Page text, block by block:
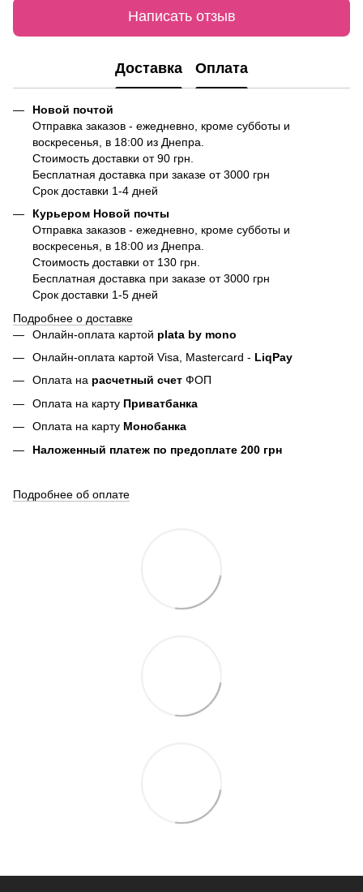
Написать отзыв
Доставка Оплата
Новой почтой
Отправка заказов - ежедневно, кроме субботы и
воскресенья, в 18:00 из Днепра.
Стоимость доставки от 90 грн.
Бесплатная доставка при заказе от 3000 грн
Срок доставки 1-4 дней
Курьером Новой почты
Отправка заказов - ежедневно, кроме субботы и
воскресенья, в 18:00 из Днепра.
Стоимость доставки от 130 грн.
Бесплатная доставка при заказе от 3000 грн
Срок доставки 1-5 дней
Подробнее о доставке
Онлайн-оплата картой plata by mono
Онлайн-оплата картой Visa, Mastercard - LiqPay
Оплата на расчетный счет ФОП
Оплата на карту Приватбанка
Оплата на карту Монобанка
Наложенный платеж по предоплате 200 грн
Подробнее об оплате